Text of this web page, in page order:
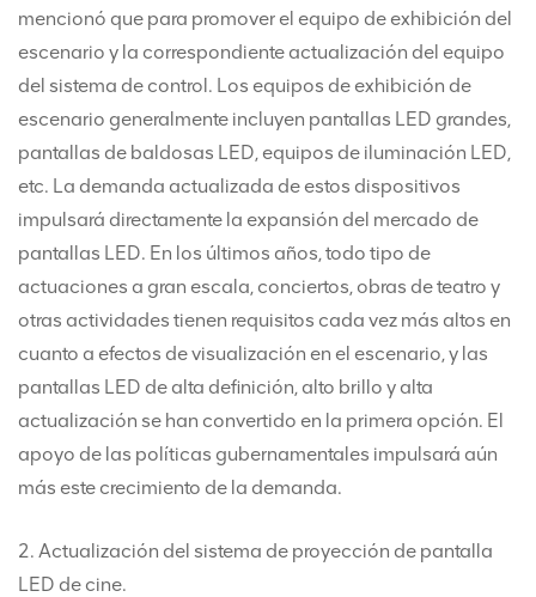
mencionó que para promover el equipo de exhibición del
escenario y la correspondiente actualización del equipo
del sistema de control. Los equipos de exhibición de
escenario generalmente incluyen pantallas LED grandes,
pantallas de baldosas LED, equipos de iluminación LED,
etc. La demanda actualizada de estos dispositivos
impulsará directamente la expansión del mercado de
pantallas LED. En los últimos años, todo tipo de
actuaciones a gran escala, conciertos, obras de teatro y
otras actividades tienen requisitos cada vez más altos en
cuanto a efectos de visualización en el escenario, y las
pantallas LED de alta definición, alto brillo y alta
actualización se han convertido en la primera opción. El
apoyo de las políticas gubernamentales impulsará aún
más este crecimiento de la demanda.
2. Actualización del sistema de proyección de pantalla
LED de cine.